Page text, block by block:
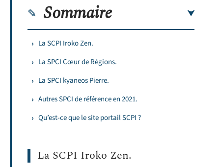
Sommaire
La SCPI Iroko Zen.
La SPCI Cœur de Régions.
La SPCI kyaneos Pierre.
Autres SPCI de référence en 2021.
Qu’est-ce que le site portail SCPI ?
La SCPI Iroko Zen.